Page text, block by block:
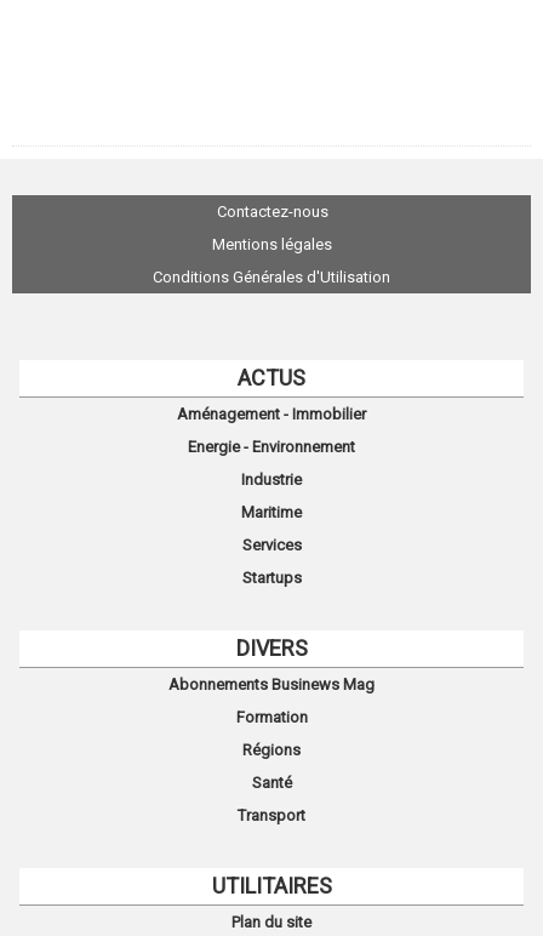
Contactez-nous
Mentions légales
Conditions Générales d'Utilisation
ACTUS
Aménagement - Immobilier
Energie - Environnement
Industrie
Maritime
Services
Startups
DIVERS
Abonnements Businews Mag
Formation
Régions
Santé
Transport
UTILITAIRES
Plan du site